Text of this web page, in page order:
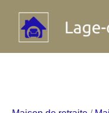
contenu